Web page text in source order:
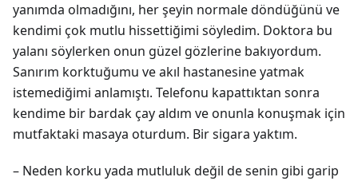
yanımda olmadığını, her şeyin normale döndüğünü ve
kendimi çok mutlu hissettiğimi söyledim. Doktora bu
yalanı söylerken onun güzel gözlerine bakıyordum.
Sanırım korktuğumu ve akıl hastanesine yatmak
istemediğimi anlamıştı. Telefonu kapattıktan sonra
kendime bir bardak çay aldım ve onunla konuşmak için
mutfaktaki masaya oturdum. Bir sigara yaktım.
– Neden korku yada mutluluk değil de senin gibi garip